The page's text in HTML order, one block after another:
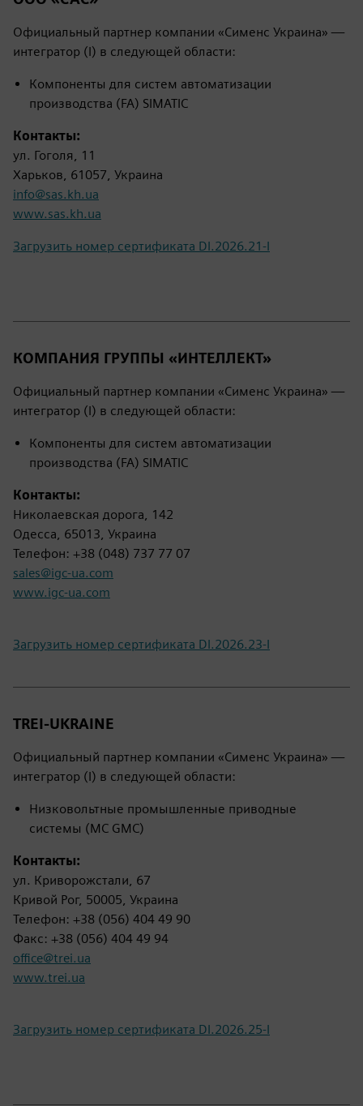
Официальный партнер компании «Сименс Украина» —
интегратор (I) в следующей области:
Компоненты для систем автоматизации
производства (FA) SIMATIC
Контакты:
ул. Гоголя, 11
Харьков, 61057, Украина
info@sas.kh.ua
www.sas.kh.ua
Загрузить номер сертификата DI.2026.21-I
КОМПАНИЯ ГРУППЫ «ИНТЕЛЛЕКТ»
Официальный партнер компании «Сименс Украина» —
интегратор (I) в следующей области:
Компоненты для систем автоматизации
производства (FA) SIMATIC
Контакты:
Николаевская дорога, 142
Одесса, 65013, Украина
Телефон: +38 (048) 737 77 07
sales@igc-ua.com
www.igc-ua.com
Загрузить номер сертификата DI.2026.23-I
TREI-UKRAINE
Официальный партнер компании «Сименс Украина» —
интегратор (I) в следующей области:
Низковольтные промышленные приводные
системы (MC GMC)
Контакты:
ул. Криворожстали, 67
Кривой Рог, 50005, Украина
Телефон: +38 (056) 404 49 90
Факс: +38 (056) 404 49 94
office@trei.ua
www.trei.ua
Загрузить номер сертификата DI.2026.25-I